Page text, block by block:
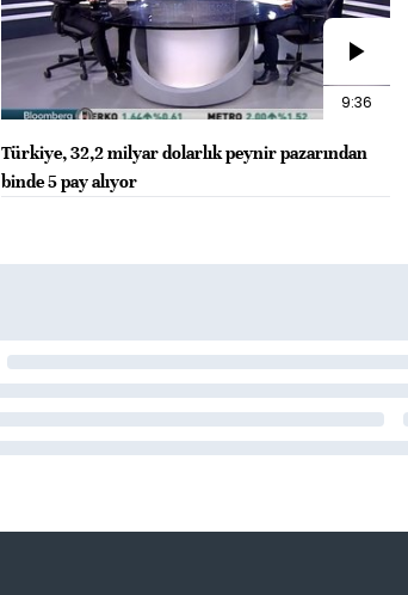
9:36
Türkiye, 32,2 milyar dolarlık peynir pazarından
binde 5 pay alıyor